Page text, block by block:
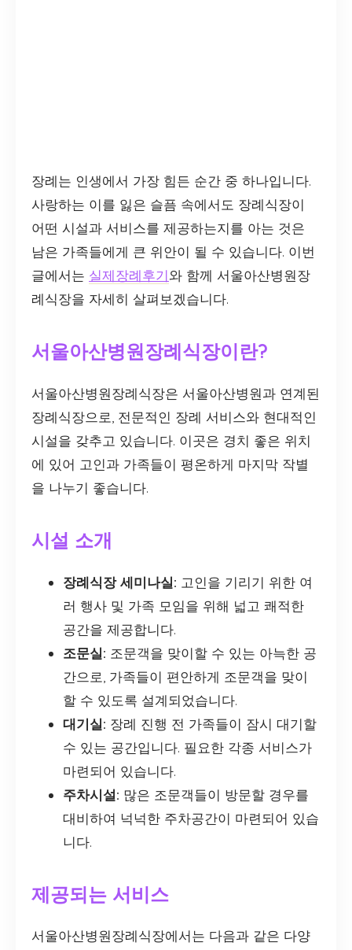
장례는 인생에서 가장 힘든 순간 중 하나입니다.
사랑하는 이를 잃은 슬픔 속에서도 장례식장이
어떤 시설과 서비스를 제공하는지를 아는 것은
남은 가족들에게 큰 위안이 될 수 있습니다. 이번
글에서는 실제장례후기와 함께 서울아산병원장
례식장을 자세히 살펴보겠습니다.
서울아산병원장례식장이란?
서울아산병원장례식장은 서울아산병원과 연계된
장례식장으로, 전문적인 장례 서비스와 현대적인
시설을 갖추고 있습니다. 이곳은 경치 좋은 위치
에 있어 고인과 가족들이 평온하게 마지막 작별
을 나누기 좋습니다.
시설 소개
장례식장 세미나실: 고인을 기리기 위한 여
러 행사 및 가족 모임을 위해 넓고 쾌적한
공간을 제공합니다.
조문실: 조문객을 맞이할 수 있는 아늑한 공
간으로, 가족들이 편안하게 조문객을 맞이
할 수 있도록 설계되었습니다.
대기실: 장례 진행 전 가족들이 잠시 대기할
수 있는 공간입니다. 필요한 각종 서비스가
마련되어 있습니다.
주차시설: 많은 조문객들이 방문할 경우를
대비하여 넉넉한 주차공간이 마련되어 있습
니다.
제공되는 서비스
서울아산병원장례식장에서는 다음과 같은 다양